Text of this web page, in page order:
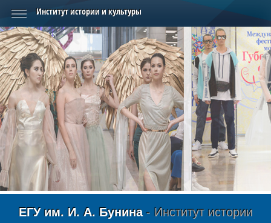
ЕГУ им. И. А. Бунина- Институт истории
Институт истории и культуры